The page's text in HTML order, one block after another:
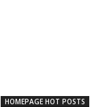
HOMEPAGE HOT POSTS